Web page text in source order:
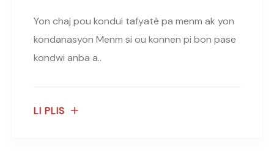
Yon chaj pou kondui tafyatè pa menm ak yon
kondanasyon Menm si ou konnen pi bon pase
kondwi anba a..
LI PLIS